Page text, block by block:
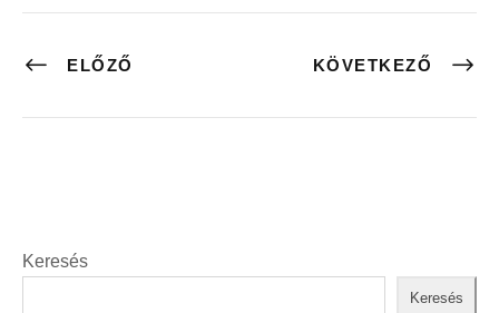
ELŐZŐ KÖVETKEZŐ
Keresés
Keresés